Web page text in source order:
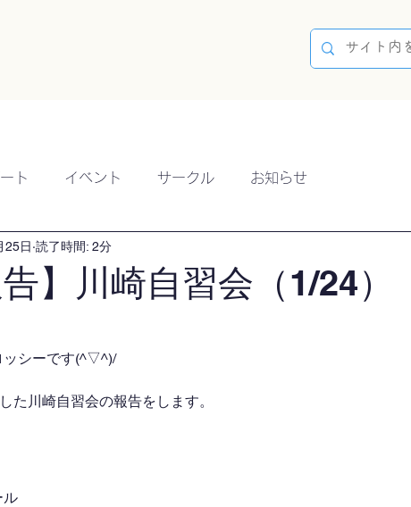
ト イベント サークル お知らせ
告】川崎自習会（1/24）
25日 読了時間: 2分
ッシーです(^▽^)/
た川崎自習会の報告をします。
ル